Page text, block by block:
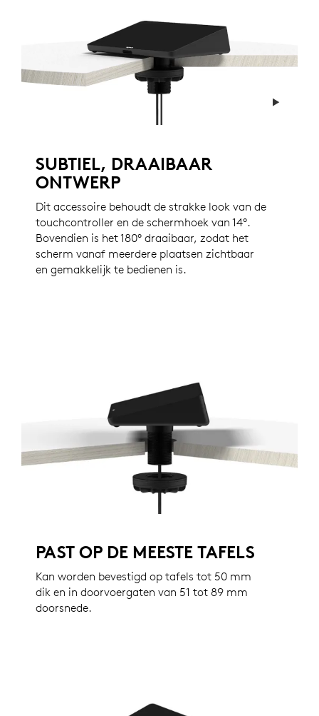
SUBTIEL, DRAAIBAAR
ONTWERP
Dit accessoire behoudt de strakke look van de
touchcontroller en de schermhoek van 14°.
Bovendien is het 180° draaibaar, zodat het
scherm vanaf meerdere plaatsen zichtbaar
en gemakkelijk te bedienen is.
PAST OP DE MEESTE TAFELS
Kan worden bevestigd op tafels tot 50 mm
dik en in doorvoergaten van 51 tot 89 mm
doorsnede.